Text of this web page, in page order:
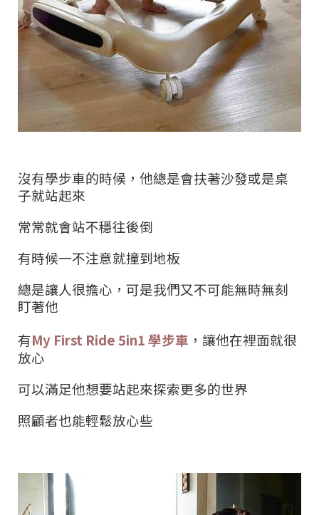
沒有學步車的時候，他總是會扶著沙發或是桌
子就站起來
常常就會站不穩往後倒
有時候一不注意就撞到地板
總是讓人很擔心，可是我們又不可能無時無刻
盯著他
有My First Ride 5in1學步車 ，讓他在裡面就很
放心
可以滿足他想要站起來探索更多的世界
照顧者也能輕鬆放心些